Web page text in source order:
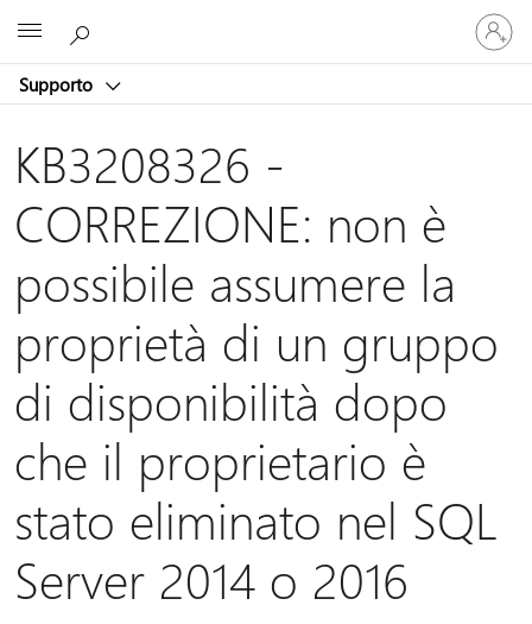
Supporto
Accedi
con
il
account
KB3208326 -
CORREZIONE: non è
possibile assumere la
proprietà di un gruppo
di disponibilità dopo
che il proprietario è
stato eliminato nel SQL
Server 2014 o 2016